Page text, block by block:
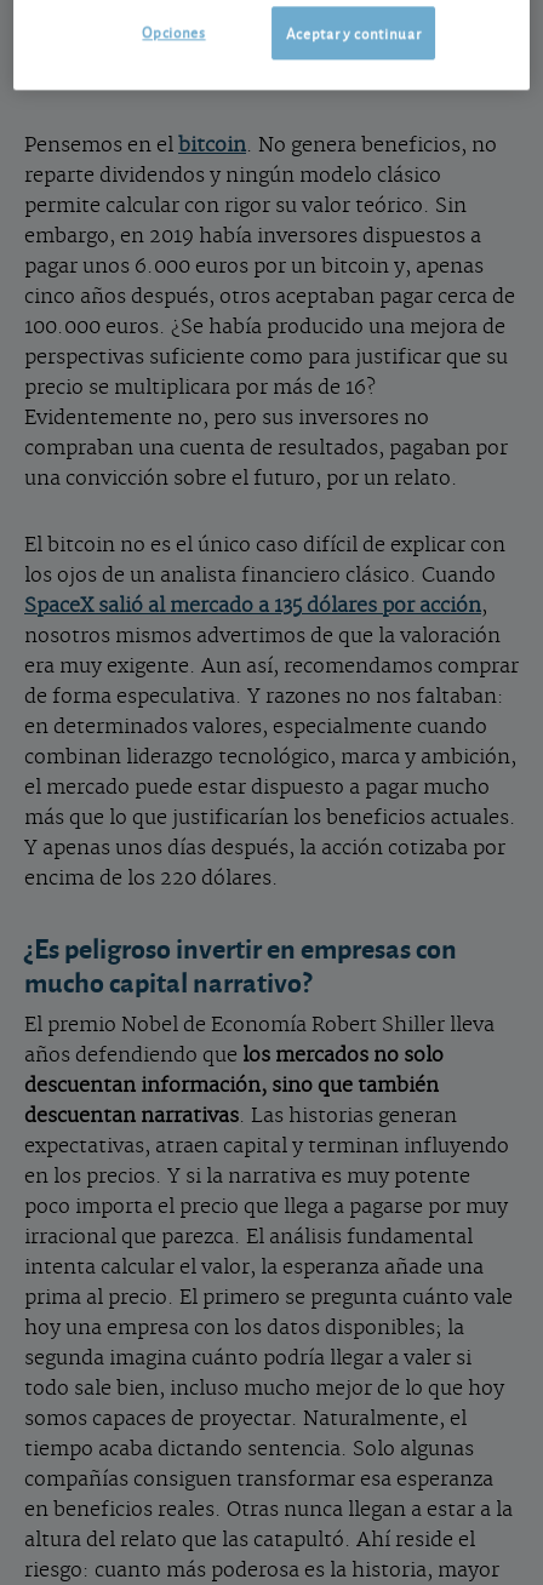
las acompaña. Es lo que podríamos llamar su
Pensemos en el bitcoin. No genera beneficios, no
reparte dividendos y ningún modelo clásico
permite calcular con rigor su valor teórico. Sin
embargo, en 2019 había inversores dispuestos a
pagar unos 6.000 euros por un bitcoin y, apenas
cinco años después, otros aceptaban pagar cerca de
100.000 euros. ¿Se había producido una mejora de
perspectivas suficiente como para justificar que su
precio se multiplicara por más de 16?
Evidentemente no, pero sus inversores no
compraban una cuenta de resultados, pagaban por
una convicción sobre el futuro, por un relato.
El bitcoin no es el único caso difícil de explicar con
los ojos de un analista financiero clásico. Cuando
SpaceX salió al mercado a 135 dólares por acción,
nosotros mismos advertimos de que la valoración
era muy exigente. Aun así, recomendamos comprar
de forma especulativa. Y razones no nos faltaban:
en determinados valores, especialmente cuando
combinan liderazgo tecnológico, marca y ambición,
el mercado puede estar dispuesto a pagar mucho
más que lo que justificarían los beneficios actuales.
Y apenas unos días después, la acción cotizaba por
encima de los 220 dólares.
¿Es peligroso invertir en empresas con
mucho capital narrativo?
El premio Nobel de Economía Robert Shiller lleva
años defendiendo que los mercados no solo
descuentan información, sino que también
descuentan narrativas. Las historias generan
expectativas, atraen capital y terminan influyendo
en los precios. Y si la narrativa es muy potente
poco importa el precio que llega a pagarse por muy
irracional que parezca. El análisis fundamental
intenta calcular el valor, la esperanza añade una
prima al precio. El primero se pregunta cuánto vale
hoy una empresa con los datos disponibles; la
segunda imagina cuánto podría llegar a valer si
todo sale bien, incluso mucho mejor de lo que hoy
somos capaces de proyectar. Naturalmente, el
tiempo acaba dictando sentencia. Solo algunas
compañías consiguen transformar esa esperanza
en beneficios reales. Otras nunca llegan a estar a la
altura del relato que las catapultó. Ahí reside el
riesgo: cuanto más poderosa es la historia, mayor
Aceptar y continuar
Opciones